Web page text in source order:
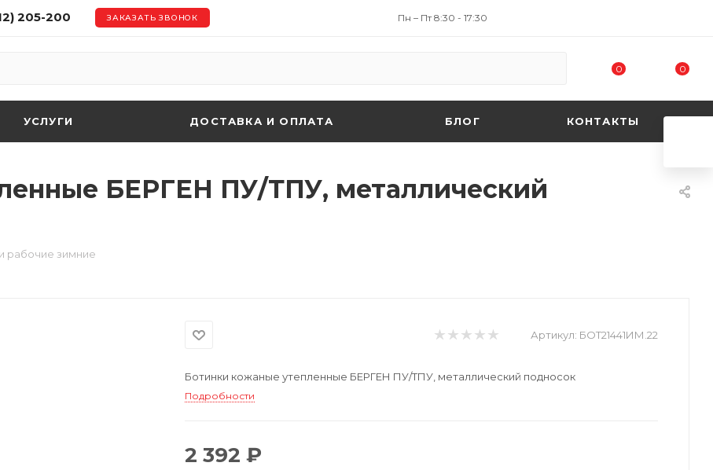
205-200 ЗАКАЗАТЬ ЗВОНОК Пн – Пт 8:30 - 17:30
0 0
УСЛУГИ ДОСТАВКА И ОПЛАТА БЛОГ КОНТАКТЫ
БЕРГЕН ПУ/ТПУ, металлический
рабочие зимние
Артикул: БОТ21441ИМ.22
Ботинки кожаные утепленные БЕРГЕН ПУ/ТПУ, металлический подносок
Подробности
2 392 ₽